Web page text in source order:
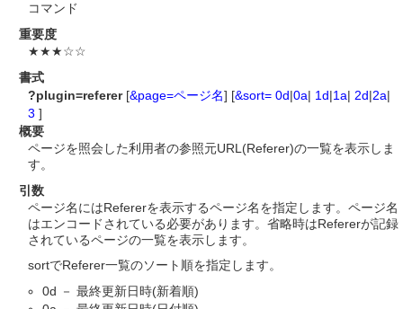
コマンド
重要度
★★★☆☆
書式
?plugin=referer[&page=ページ名] [&sort= 0d|0a| 1d|1a| 2d|2a|
3 ]
概要
ページを照会した利用者の参照元URL(Referer)の一覧を表示しま
す。
引数
ページ名にはRefererを表示するページ名を指定します。ページ名
はエンコードされている必要があります。省略時はRefererが記録
されているページの一覧を表示します。
sortでReferer一覧のソート順を指定します。
0d － 最終更新日時(新着順)